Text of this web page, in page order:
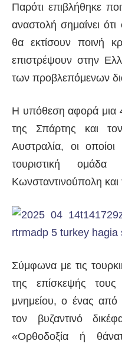
Παρότι επιβλήθηκε
αναστολή σημαίνει
θα εκτίσουν ποινή
επιστρέψουν στην
των προβλεπόμενων
Η υπόθεση αφορά μια
της Σπάρτης και
Αυστραλία, οι οποίοι
τουριστική
Κωνσταντινούπολη και
Σύμφωνα με τις
της επίσκεψής
μνημείου, ο ένας από
τον βυζαντινό
«Ορθοδοξία ή